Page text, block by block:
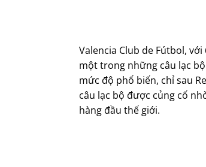
Valencia Club de Fútbol,
một trong những câu lạc
mức độ phổ biến, chỉ sau
câu lạc bộ được củng cố
hàng đầu thế giới.